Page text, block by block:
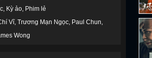
Kỳ ảo
Phim lẻ
Vĩ Trương Mạn Ngọc
Paul Chun
Wong